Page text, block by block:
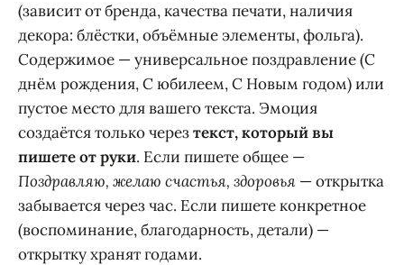
(зависит от бренда, качества печати, наличия
декора: блёстки, объёмные элементы, фольга).
Содержимое — универсальное поздравление (С
днём рождения, С юбилеем, С Новым годом) или
пустое место для вашего текста. Эмоция
создаётся только черезтекст, который вы
пишете от руки. Если пишете общее —
Поздравляю, желаю счастья, здоровья — открытка
забывается через час. Если пишете конкретное
(воспоминание, благодарность, детали) —
открытку хранят годами.